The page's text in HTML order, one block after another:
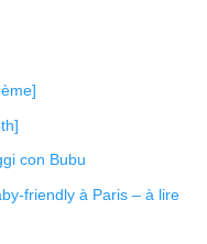
con Bubu
friendly à Paris – à lire